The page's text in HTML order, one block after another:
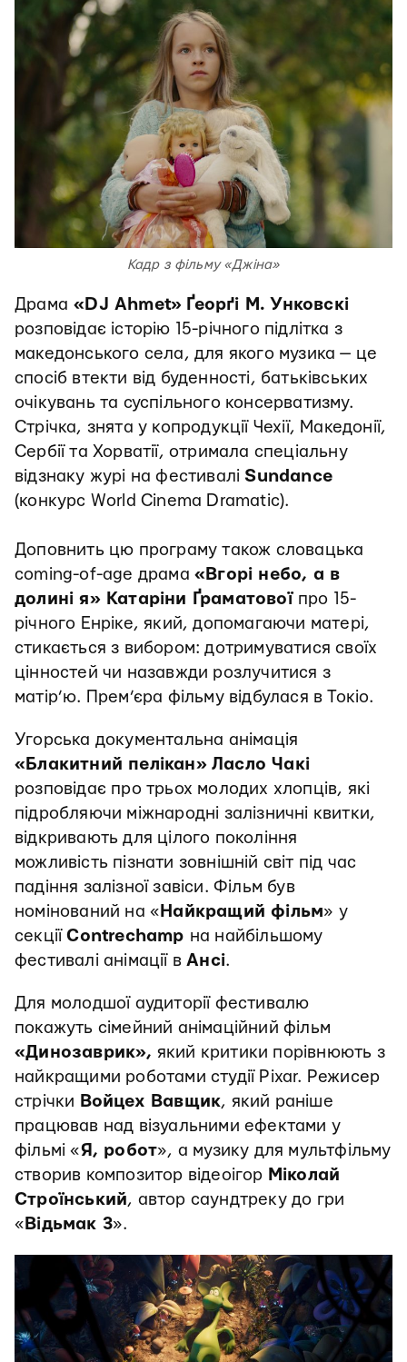
Кадр з фільму «Джіна»
Драма «DJ Ahmet» Ґеорґі М. Унковскі
розповідає історію 15-річного підлітка з
македонського села, для якого музика — це
спосіб втекти від буденності, батьківських
очікувань та суспільного консерватизму.
Стрічка, знята у копродукції Чехії, Македонії,
Сербії та Хорватії, отримала спеціальну
відзнаку журі на фестивалі Sundance
(конкурс World Cinema Dramatic).
Доповнить цю програму також словацька
coming-of-age драма «Вгорі небо, а в
долині я» Катаріни Ґраматової про 15-
річного Енріке, який, допомагаючи матері,
стикається з вибором: дотримуватися своїх
цінностей чи назавжди розлучитися з
матір’ю. Прем’єра фільму відбулася в Токіо.
Угорська документальна анімація
«Блакитний пелікан» Ласло Чакі
розповідає про трьох молодих хлопців, які
підробляючи міжнародні залізничні квитки,
відкривають для цілого покоління
можливість пізнати зовнішній світ під час
падіння залізної завіси. Фільм був
номінований на « Найкращий фільм» у
секціїContrechamp на найбільшому
фестивалі анімації вАнсі.
Для молодшої аудиторії фестивалю
покажуть сімейний анімаційний фільм
«Динозаврик», який критики порівнюють з
найкращими роботами студії Pixar. Режисер
стрічки Войцех Вавщик, який раніше
працював над візуальними ефектами у
фільмі «Я, робот», а музику для мультфільму
створив композитор відеоігор Міколай
Строїнський, автор саундтреку до гри
« Відьмак 3».